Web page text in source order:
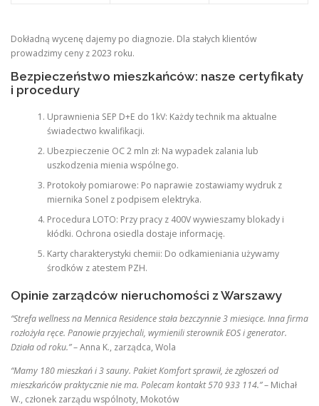
Dokładną wycenę dajemy po diagnozie. Dla stałych klientów
prowadzimy ceny z 2023 roku.
Bezpieczeństwo mieszkańców: nasze certyfikaty
i procedury
Uprawnienia SEP D+E do 1kV: Każdy technik ma aktualne
świadectwo kwalifikacji.
Ubezpieczenie OC 2 mln zł: Na wypadek zalania lub
uszkodzenia mienia wspólnego.
Protokoły pomiarowe: Po naprawie zostawiamy wydruk z
miernika Sonel z podpisem elektryka.
Procedura LOTO: Przy pracy z 400V wywieszamy blokady i
kłódki. Ochrona osiedla dostaje informację.
Karty charakterystyki chemii: Do odkamieniania używamy
środków z atestem PZH.
Opinie zarządców nieruchomości z Warszawy
“Strefa wellness na Mennica Residence stała bezczynnie 3 miesiące. Inna firma
rozłożyła ręce. Panowie przyjechali, wymienili sterownik EOS i generator.
Działa od roku.”– Anna K., zarządca, Wola
“Mamy 180 mieszkań i 3 sauny. Pakiet Komfort sprawił, że zgłoszeń od
mieszkańców praktycznie nie ma. Polecam kontakt 570 933 114.”– Michał
W., członek zarządu wspólnoty, Mokotów